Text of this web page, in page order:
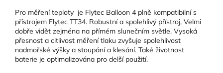
Pro měření teploty je Flytec Balloon 4 plně kompatibilní s
přístrojem Flytec TT34. Robustní a spolehlivý přístroj, Velmi
dobře vidět zejména na přímém slunečním světle. Vysoká
přesnost a citlivost měření tlaku zvyšuje spolehlivost
nadmořské výšky a stoupání a klesání. Také životnost
baterie je optimalizována pro delší použití.